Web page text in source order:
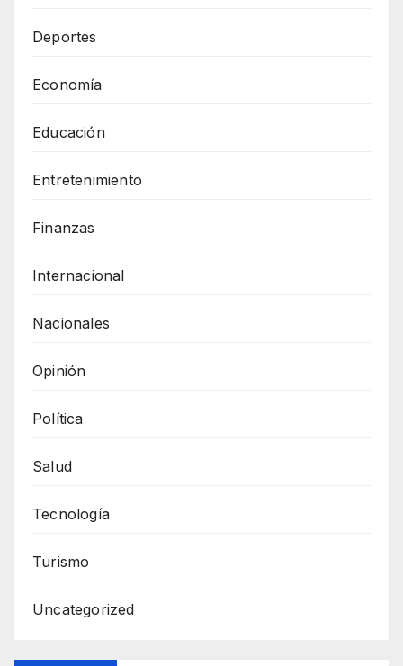
Deportes
Economía
Educación
Entretenimiento
Finanzas
Internacional
Nacionales
Opinión
Política
Salud
Tecnología
Turismo
Uncategorized